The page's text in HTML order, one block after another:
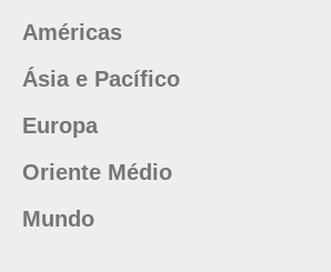
Américas
Ásia e Pacífico
Europa
Oriente Médio
Mundo